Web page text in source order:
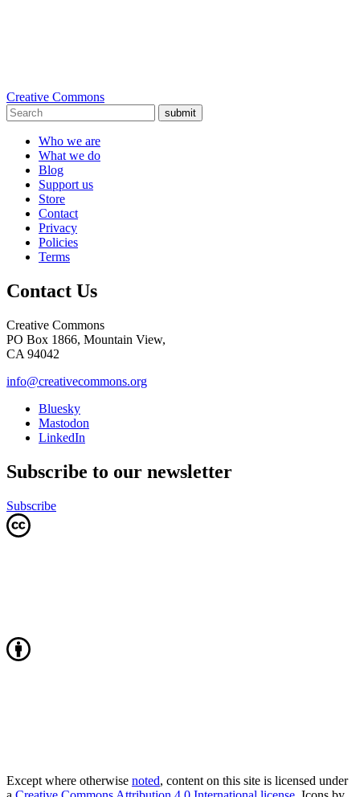
Creative Commons
submit
Who we are
What we do
Blog
Support us
Store
Contact
Privacy
Policies
Terms
Contact Us
Creative Commons
PO Box 1866, Mountain View,
CA 94042
info@creativecommons.org
Bluesky
Mastodon
LinkedIn
Subscribe to our newsletter
Subscribe
Except where otherwise noted, content on this site is licensed under